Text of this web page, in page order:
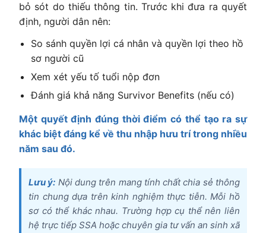
bỏ sót do thiếu thông tin. Trước khi đưa ra quyết
định, người dân nên:
So sánh quyền lợi cá nhân và quyền lợi theo hồ
sơ người cũ
Xem xét yếu tố tuổi nộp đơn
Đánh giá khả năng Survivor Benefits (nếu có)
Một quyết định đúng thời điểm có thể tạo ra sự
khác biệt đáng kể về thu nhập hưu trí trong nhiều
năm sau đó.
Lưu ý: Nội dung trên mang tính chất chia sẻ thông
tin chung dựa trên kinh nghiệm thực tiễn. Mỗi hồ
sơ có thể khác nhau. Trường hợp cụ thể nên liên
hệ trực tiếp SSA hoặc chuyên gia tư vấn an sinh xã